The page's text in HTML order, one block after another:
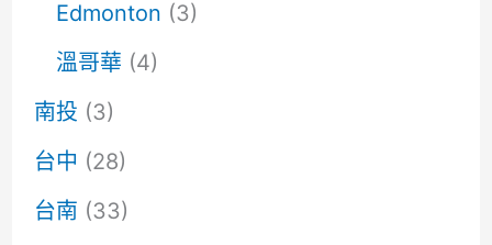
Edmonton (3)
溫哥華 (4)
南投 (3)
台中 (28)
台南 (33)